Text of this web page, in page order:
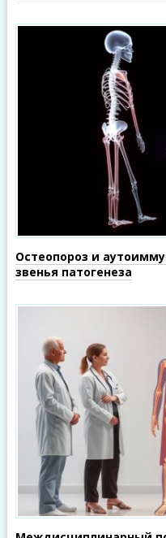
Остеопороз и
звенья патогенеза